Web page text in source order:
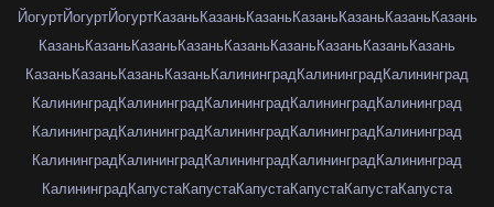
ЙогуртЙогуртЙогуртКазаньКазаньКазаньКазаньКазаньКазаньКазань
КазаньКазаньКазаньКазаньКазаньКазаньКазаньКазаньКазань
КазаньКазаньКазаньКазаньКалининградКалининградКалининград
КалининградКалининградКалининградКалининградКалининград
КалининградКалининградКалининградКалининградКалининград
КалининградКалининградКалининградКалининградКалининград
КалининградКапустаКапустаКапустаКапустаКапустаКапуста